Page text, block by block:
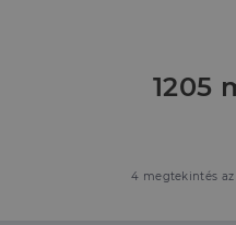
1205
4 megtekintés